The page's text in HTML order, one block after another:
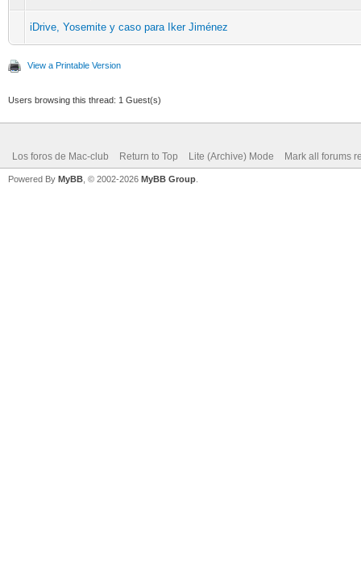
iDrive, Yosemite y caso para Iker Jiménez
View a Printable Version
Users browsing this thread: 1 Guest(s)
Los foros de Mac-club Return to Top Lite (Archive) Mode Mark all forums
Powered By MyBB , © 2002-2026 MyBB Group